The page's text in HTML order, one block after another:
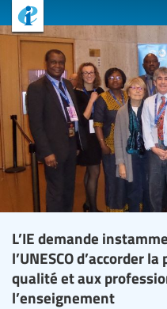
L’IE demande
l’UNESCO d’accorder
qualité et aux
l’enseignement